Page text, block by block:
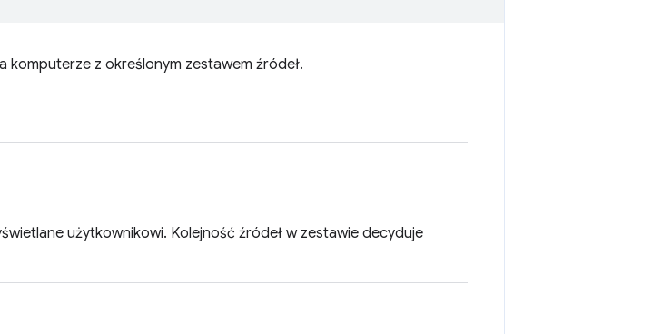
komputerze z określonym zestawem źródeł.
użytkownikowi. Kolejność źródeł w zestawie decyduje